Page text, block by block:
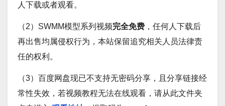
人下载或者观看。
（2）SWMM模型系列视频完全免费 ，任何人下载后
再出售均属侵权行为，本站保留追究相关人员法律责
任的权利。
（3）百度网盘现已不支持无密码分享，且分享链接经
常性失效，若视频教程无法在线观看，请从此文件夹